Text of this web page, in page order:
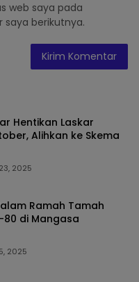
web saya pada
berikutnya.
Hentikan Laskar
Alihkan ke Skema
2025
Ramah Tamah
80 di Mangasa
2025